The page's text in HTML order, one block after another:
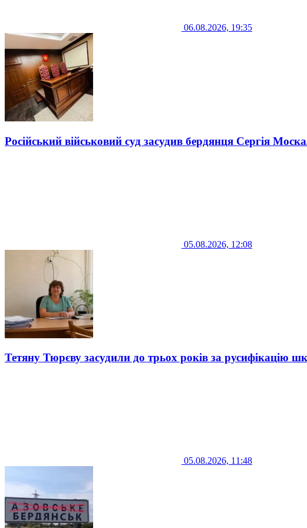
06.08.2026, 19:35
Російський військовий суд засудив бердянця Сергія
05.08.2026, 12:08
Тетяну Тюрєву засудили до трьох років за русифікацію
05.08.2026, 11:48